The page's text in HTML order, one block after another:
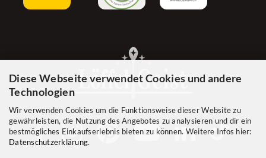
Diese Webseite verwendet Cookies und andere
Technologien
Wir verwenden Cookies um die Funktionsweise dieser Website zu
gewährleisten, die Nutzung des Angebotes zu analysieren und dir ein
bestmögliches Einkaufserlebnis bieten zu können. Weitere Infos hier:
Datenschutzerklärung.